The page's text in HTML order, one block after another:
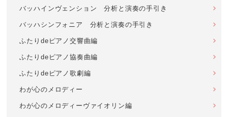
バッハインヴェンション 分析と演奏の手引き
バッハシンフォニア 分析と演奏の手引き
ふたりdeピアノ交響曲編
ふたりdeピアノ協奏曲編
ふたりdeピアノ歌劇編
わが心のメロディー
わが心のメロディーヴァイオリン編